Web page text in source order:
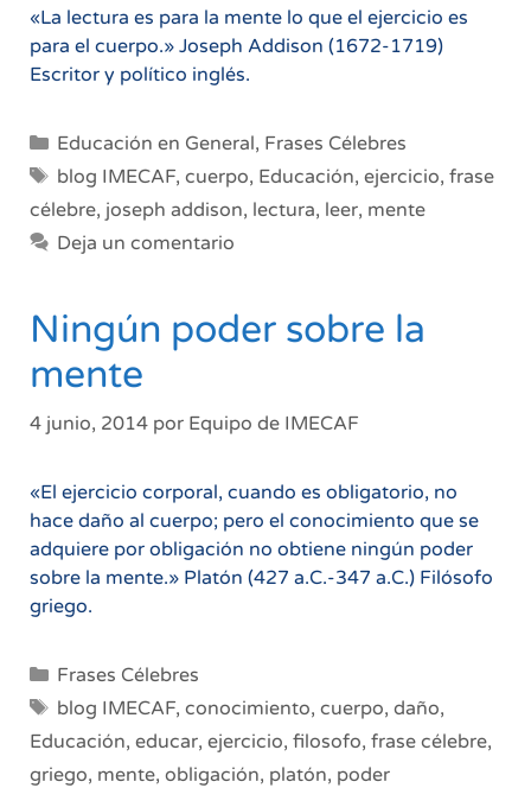
«La lectura es para la mente lo que el ejercicio es
para el cuerpo.» Joseph Addison (1672-1719)
Escritor y político inglés.
Categorías
Educación en General, Frases Célebres
Etiquetas
blog IMECAF, cuerpo, Educación, ejercicio, frase
célebre, joseph addison, lectura, leer, mente
Deja un comentario
Ningún poder sobre la
mente
4 junio, 2014 por Equipo de IMECAF
«El ejercicio corporal, cuando es obligatorio, no
hace daño al cuerpo; pero el conocimiento que se
adquiere por obligación no obtiene ningún poder
sobre la mente.» Platón (427 a.C.-347 a.C.) Filósofo
griego.
Categorías
Frases Célebres
Etiquetas
blog IMECAF, conocimiento, cuerpo, daño,
Educación, educar, ejercicio, filosofo, frase célebre,
griego, mente, obligación, platón, poder